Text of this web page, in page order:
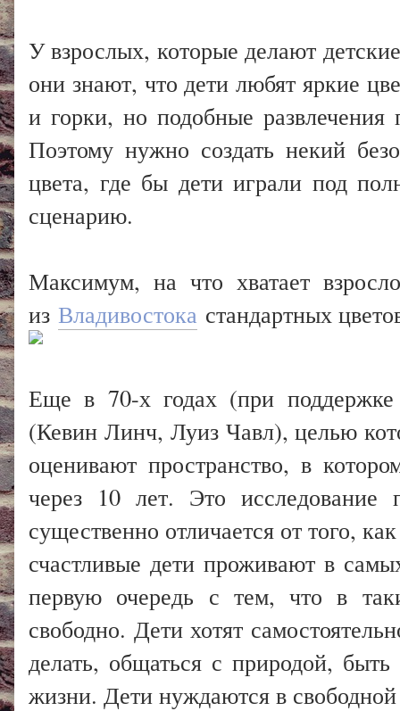
У взрослых, которые делают
они знают, что дети любят яркие
и горки, но подобные
Поэтому нужно создать некий
цвета, где бы дети играли под
сценарию.
Максимум, на что хватает
из Владивостока стандартных
Еще в 70-х годах (при
(Кевин Линч, Луиз Чавл), целью
оценивают пространство, в
через 10 лет. Это исследование
существенно отличается от того,
счастливые дети проживают в
первую очередь с тем, что в
свободно. Дети хотят
делать, общаться с природой,
жизни. Дети нуждаются в